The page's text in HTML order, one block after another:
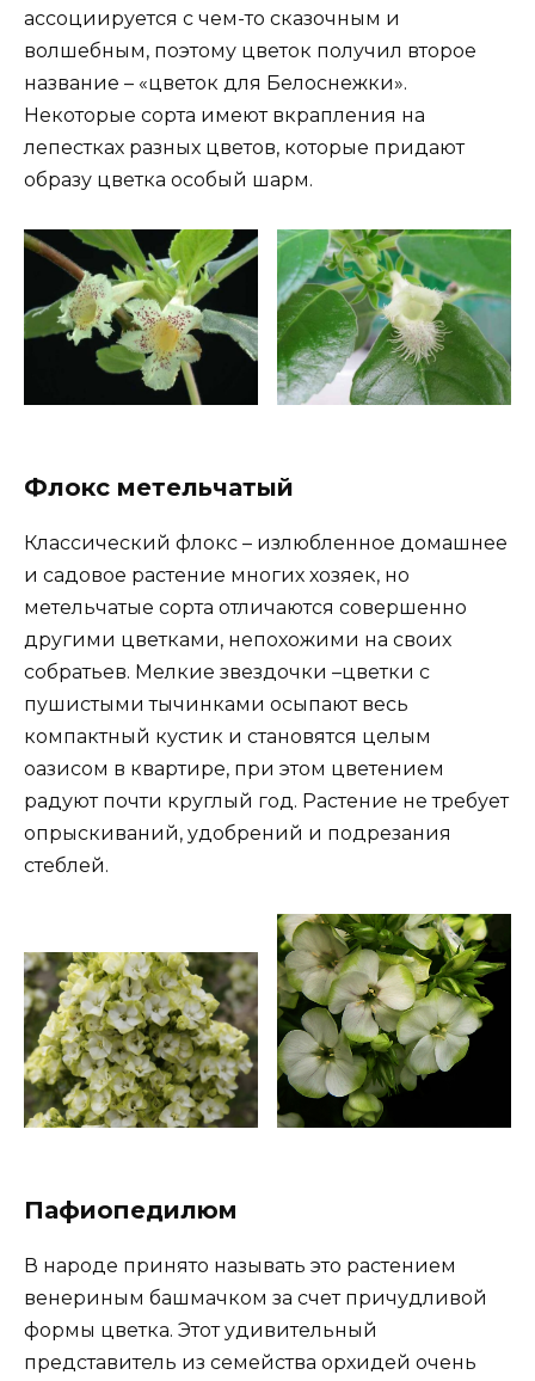
ассоциируется с чем-то сказочным и
волшебным, поэтому цветок получил второе
название – «цветок для Белоснежки».
Некоторые сорта имеют вкрапления на
лепестках разных цветов, которые придают
образу цветка особый шарм.
Флокс метельчатый
Классический флокс – излюбленное домашнее
и садовое растение многих хозяек, но
метельчатые сорта отличаются совершенно
другими цветками, непохожими на своих
собратьев. Мелкие звездочки –цветки с
пушистыми тычинками осыпают весь
компактный кустик и становятся целым
оазисом в квартире, при этом цветением
радуют почти круглый год. Растение не требует
опрыскиваний, удобрений и подрезания
стеблей.
Пафиопедилюм
В народе принято называть это растением
венериным башмачком за счет причудливой
формы цветка. Этот удивительный
представитель из семейства орхидей очень